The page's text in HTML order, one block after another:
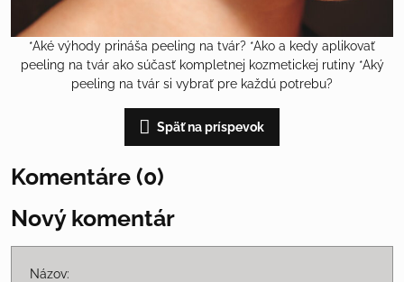
*Aké výhody prináša peeling na tvár? *Ako a kedy aplikovať
peeling na tvár ako súčasť kompletnej kozmetickej rutiny *Aký
peeling na tvár si vybrať pre každú potrebu?
Späť na príspevok
Komentáre (0)
Nový komentár
Názov: